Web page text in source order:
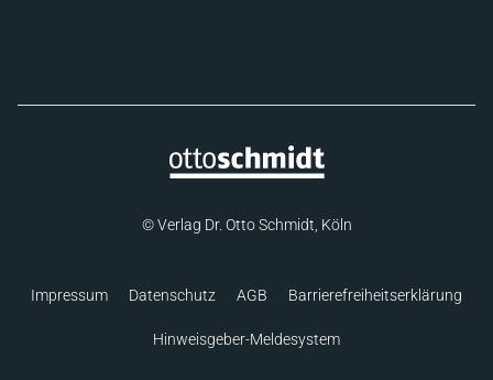
© Verlag Dr. Otto Schmidt, Köln
Impressum Datenschutz AGB Barrierefreiheitserklärung
Hinweisgeber-Meldesystem